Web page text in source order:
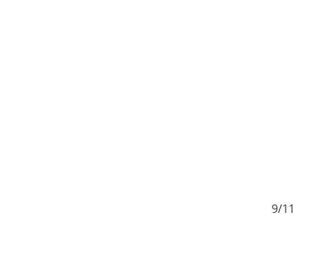
9/11